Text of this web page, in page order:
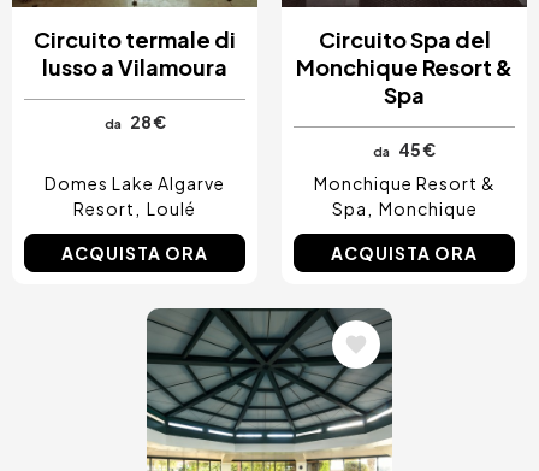
Circuito termale di
lusso a Vilamoura
da 28 €
Domes Lake Algarve
Resort
Loulé
ACQUISTA ORA
Circuito Spa del
Monchique Resort &
Spa
da
45 €
Monchique Resort &
Spa
Monchique
ACQUISTA ORA
Immagine